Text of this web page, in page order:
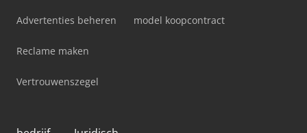
Advertenties beheren
Reclame maken
Vertrouwenszegel
model koopcontract